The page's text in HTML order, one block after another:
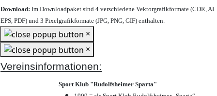
Download: Im Downloadpaket sind 4 verschiedene Vektorgrafikformate (CDR, AI
EPS, PDF) und 3 Pixelgrafikformate (JPG, PNG, GIF) enthalten.
×
×
Vereinsinformationen:
Sport Klub "Rudolfsheimer Sparta"